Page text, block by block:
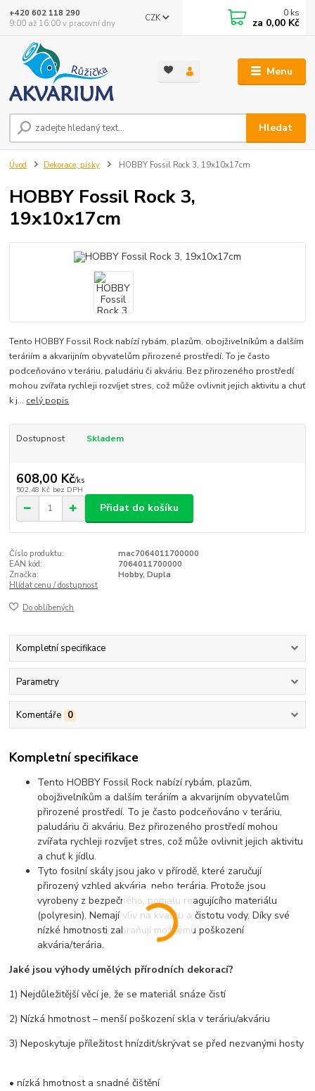
Menu
CZK
Hledat
+420 602 118 290
9:00 až 16:00 v pracovní dny
0 ks
za 0,00 Kč
Úvod Dekorace, písky HOBBY Fossil Rock 3, 19x10x17cm
HOBBY Fossil Rock 3,
19x10x17cm
Tento HOBBY Fossil Rock nabízí rybám, plazům, obojživelníkům a dalším
teráriím a akvarijním obyvatelům přirozené prostředí. To je často
podceňováno v teráriu, paludáriu či akváriu. Bez přirozeného prostředí
mohou zvířata rychleji rozvíjet stres, což může ovlivnit jejich aktivitu a chuť
k j... celý popis
Dostupnost Skladem
608,00 Kč/ks
502,48 Kč bez DPH
Přidat do košíku
Číslo produktu:
mac7064011700000
EAN kód:
7064011700000
Značka:
Hobby, Dupla
Hlídat cenu / dostupnost
Do oblíbených
Kompletní specifikace
Parametry
Komentáře 0
Kompletní specifikace
Tento HOBBY Fossil Rock nabízí rybám, plazům,
obojživelníkům a dalším teráriím a akvarijním obyvatelům
přirozené prostředí. To je často podceňováno v teráriu,
paludáriu či akváriu. Bez přirozeného prostředí mohou
zvířata rychleji rozvíjet stres, což může ovlivnit jejich aktivitu
a chuť k jídlu.
Tyto fosilní skály jsou jako v přírodě, které zaručují
přirozený vzhled akvária, nebo terária. Protože jsou
vyrobeny z bezpečného, pomalu reagujícího materiálu
(polyresin). Nemají vliv na kvalitu a čistotu vody. Díky své
nízké hmotnosti zabraňují možnému poškození
akvária/terária.
Jaké jsou výhody umělých přírodních dekorací?
1) Nejdůležitější věcí je, že se materiál snáze čistí
2) Nízká hmotnost – menší poškození skla v teráriu/akváriu
3) Neposkytuje příležitost hnízdit/skrývat se před nezvanými hosty
• nízká hmotnost a snadné čištění